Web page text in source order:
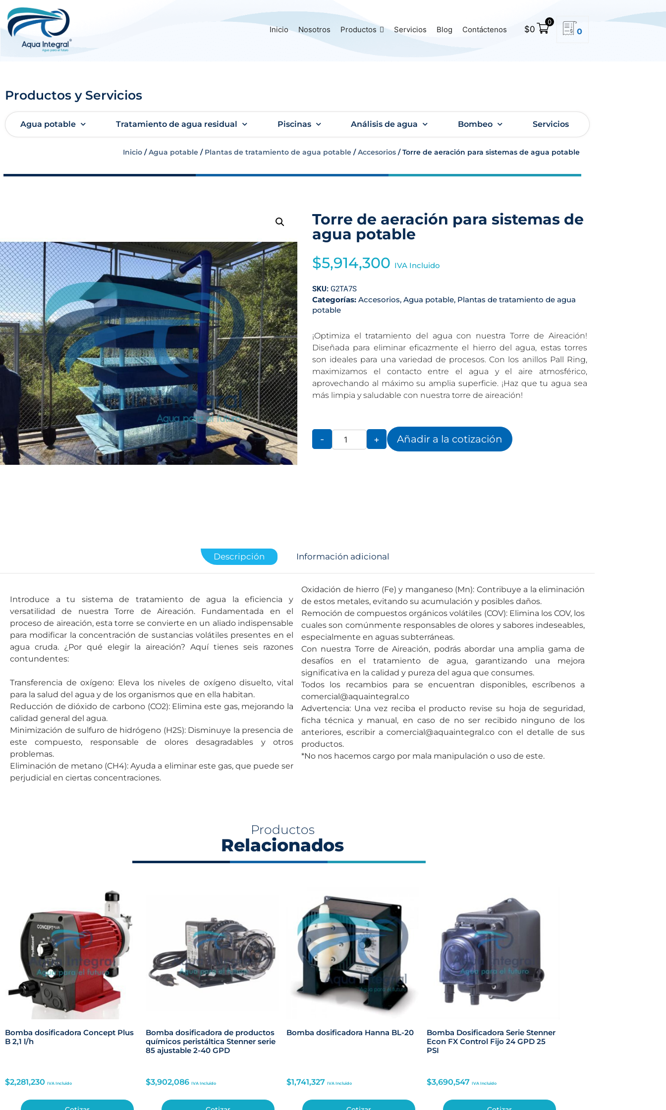
Inicio Nosotros Productos Servicios Blog Contáctenos $0
0
0
Productos y Servicios
Agua potable Tratamiento de agua residual Piscinas Análisis de agua Bombeo Servicios
Inicio /Agua potable / Plantas de tratamiento de agua potable /Accesorios / Torre de aeración para sistemas de agua potable
Torre de aeración para sistemas de
agua potable
$5,914,300 IVA Incluido
SKU: G2TA7S
Categorías: Accesorios, Agua potable, Plantas de tratamiento de agua
potable
¡Optimiza el tratamiento del agua con nuestra Torre de Aireación!
Diseñada para eliminar eficazmente el hierro del agua, estas torres
son ideales para una variedad de procesos. Con los anillos Pall Ring,
maximizamos el contacto entre el agua y el aire atmosférico,
aprovechando al máximo su amplia superficie. ¡Haz que tu agua sea
más limpia y saludable con nuestra torre de aireación!
- + Añadir a la cotización
Descripción Información adicional
Introduce a tu sistema de tratamiento de agua la eficiencia y
versatilidad de nuestra Torre de Aireación. Fundamentada en el
proceso de aireación, esta torre se convierte en un aliado indispensable
para modificar la concentración de sustancias volátiles presentes en el
agua cruda. ¿Por qué elegir la aireación? Aquí tienes seis razones
contundentes:
Transferencia de oxígeno: Eleva los niveles de oxígeno disuelto, vital
para la salud del agua y de los organismos que en ella habitan.
Reducción de dióxido de carbono (CO2): Elimina este gas, mejorando la
calidad general del agua.
Minimización de sulfuro de hidrógeno (H2S): Disminuye la presencia de
este compuesto, responsable de olores desagradables y otros
problemas.
Eliminación de metano (CH4): Ayuda a eliminar este gas, que puede ser
perjudicial en ciertas concentraciones.
Oxidación de hierro (Fe) y manganeso (Mn): Contribuye a la eliminación
de estos metales, evitando su acumulación y posibles daños.
Remoción de compuestos orgánicos volátiles (COV): Elimina los COV, los
cuales son comúnmente responsables de olores y sabores indeseables,
especialmente en aguas subterráneas.
Con nuestra Torre de Aireación, podrás abordar una amplia gama de
desafíos en el tratamiento de agua, garantizando una mejora
significativa en la calidad y pureza del agua que consumes.
Todos los recambios para se encuentran disponibles, escríbenos a
comercial@aquaintegral.co
Advertencia: Una vez reciba el producto revise su hoja de seguridad,
ficha técnica y manual, en caso de no ser recibido ninguno de los
anteriores, escribir a comercial@aquaintegral.co con el detalle de sus
productos.
*No nos hacemos cargo por mala manipulación o uso de este.
Productos
Relacionados
Bomba dosificadora Concept Plus
B 2,1 l/h
$2,281,230 IVA Incluido
Bomba dosificadora de productos
químicos peristáltica Stenner serie
85 ajustable 2-40 GPD
$3,902,086 IVA Incluido
Bomba dosificadora Hanna BL-20
$1,741,327 IVA Incluido
Bomba Dosificadora Serie Stenner
Econ FX Control Fijo 24 GPD 25
PSI
$3,690,547 IVA Incluido